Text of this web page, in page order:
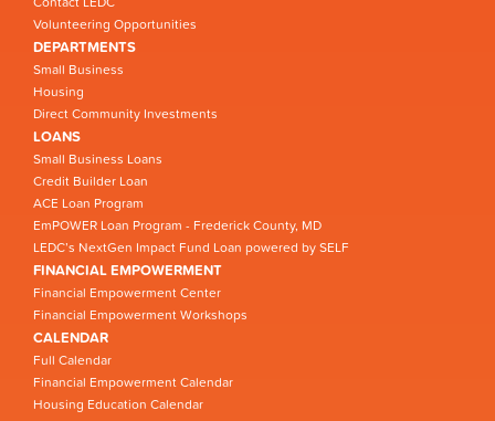
Volunteering Opportunities
DEPARTMENTS
Small Business
Housing
Direct Community Investments
LOANS
Small Business Loans
Credit Builder Loan
ACE Loan Program
EmPOWER Loan Program - Frederick County, MD
LEDC’s NextGen Impact Fund Loan powered by SELF
FINANCIAL EMPOWERMENT
Financial Empowerment Center
Financial Empowerment Workshops
CALENDAR
Full Calendar
Financial Empowerment Calendar
Housing Education Calendar